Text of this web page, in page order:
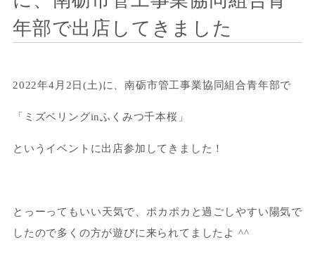
年部で出店してきました
2022年4月2日(土)に、南砺市管工事業協同組合青年部で
「ミズベリングinふくみつ千本桜」
というイベントに出店参加してきました！
とっーってもいい天気で、ポカポカと過ごしやすい陽気で
したので多くの方が遊びに来られてましたよ ^^